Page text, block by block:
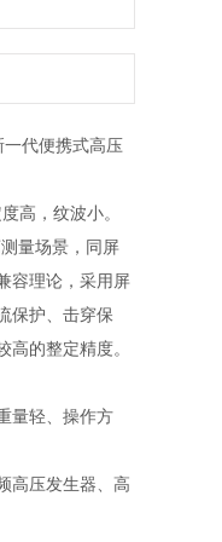
代便携式高压
高，纹波小。
量场景，同屏
容理论，采用屏
保护、击穿保
的整定精度。
量轻、操作方
高压发生器、高